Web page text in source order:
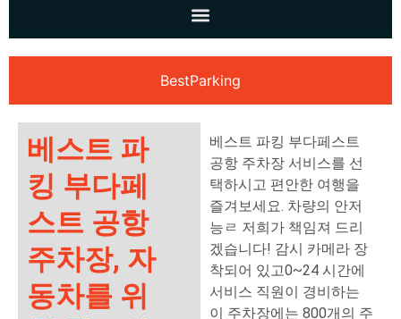
BestParking
베스트 파
킹 부다페
스트 공항
주차장, 자
동차를 위
베스트 파킹 부다페스트
공항 주차장 서비스를 선
택하시고 편안한 여행을
즐겨보세요. 차량의 안저
능ㄹ 저희가 책임져 드리
겠습니다! 감시 카메라 장
착되어 있고0~24 시간에
서비스 직원이 경비하는
이 주차장에는 800개의 주